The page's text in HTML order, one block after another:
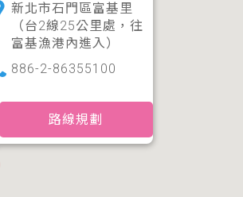
新北市石門區富基里
（台2線25公里處，往
富基漁港內進入）
886-2-86355100
路線規劃